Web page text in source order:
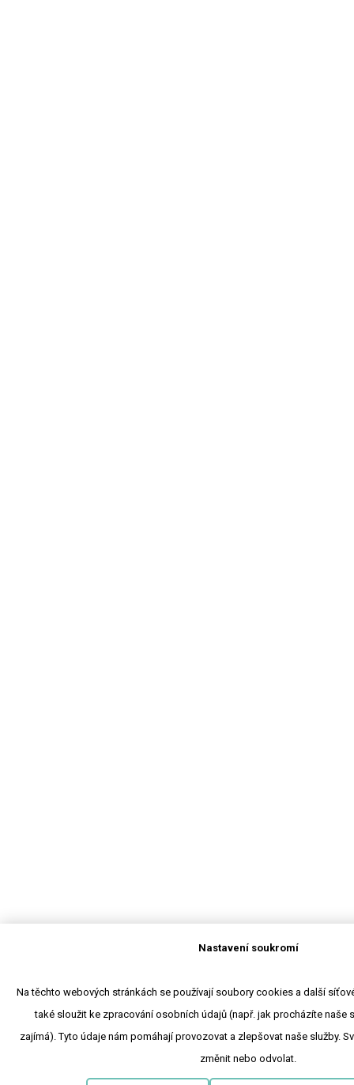
Nastavení soukromí
Na těchto webových stránkách se používají soubory cookies a další
také sloužit ke zpracování osobních údajů (např. jak procházíte naše
zajímá). Tyto údaje nám pomáhají provozovat a zlepšovat naše služby.
změnit nebo odvolat.